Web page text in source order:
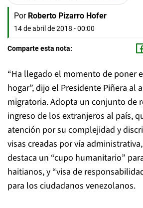
Por Roberto Pizarro Hofer
14 de abril de 2018 - 00:00
Comparte esta nota:
“Ha llegado el momento de poner
hogar”, dijo el Presidente Piñera al
migratoria. Adopta un conjunto de
ingreso de los extranjeros al país,
atención por su complejidad y
visas creadas por vía
destaca un “cupo humanitario”
haitianos, y “visa de
para los ciudadanos venezolanos.